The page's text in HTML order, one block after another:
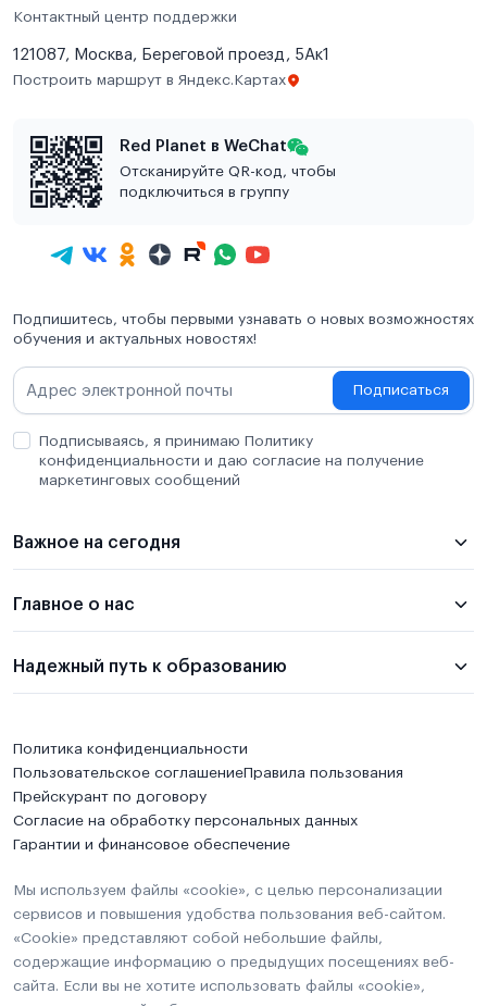
Контактный центр поддержки
121087, Москва, Береговой проезд, 5Ак1
Построить маршрут в Яндекс.Картах
Red Planet в WeChat
Отсканируйте QR-код, чтобы
подключиться в группу
Подпишитесь, чтобы первыми узнавать о новых возможностях
обучения и актуальных новостях!
Подписаться
Подписываясь, я принимаю Политику
конфиденциальности и даю согласие на получение
маркетинговых сообщений
Важное на сегодня
Главное о нас
Надежный путь к образованию
Политика конфиденциальности
Пользовательское соглашениеПравила пользования
Прейскурант по договору
Согласие на обработку персональных данных
Гарантии и финансовое обеспечение
Мы используем файлы «cookie», с целью персонализации
сервисов и повышения удобства пользования веб-сайтом.
«Cookie» представляют собой небольшие файлы,
содержащие информацию о предыдущих посещениях веб-
сайта. Если вы не хотите использовать файлы «cookie»,